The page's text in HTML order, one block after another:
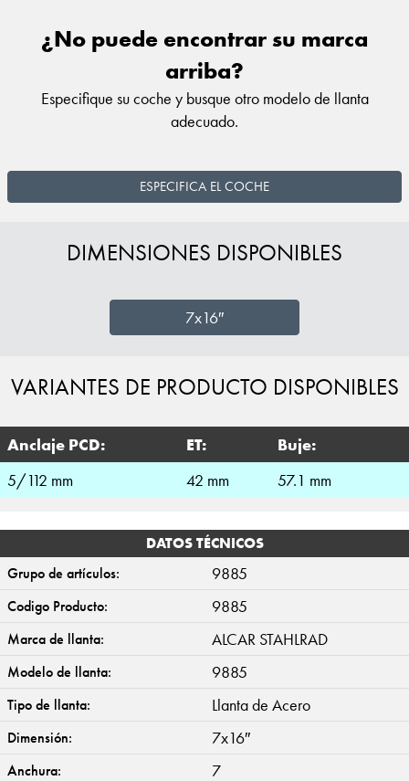
¿No puede encontrar su marca
arriba?
Especifique su coche y busque otro modelo de llanta
adecuado.
ESPECIFICA EL COCHE
DIMENSIONES DISPONIBLES
7x16″
VARIANTES DE PRODUCTO DISPONIBLES
Anclaje PCD: ET:
Buje:
5/112 mm
42 mm 57.1 mm
DATOS TÉCNICOS
Grupo de artículos:
9885
Codigo Producto: 9885
Marca de llanta: ALCAR STAHLRAD
Modelo de llanta: 9885
Tipo de llanta: Llanta de Acero
Dimensión: 7x16″
Anchura: 7